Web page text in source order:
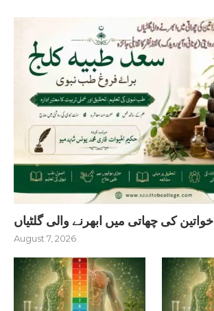
خواتین کی چھاتی میں ابھرنے والی گلٹیاں
August 7, 2026